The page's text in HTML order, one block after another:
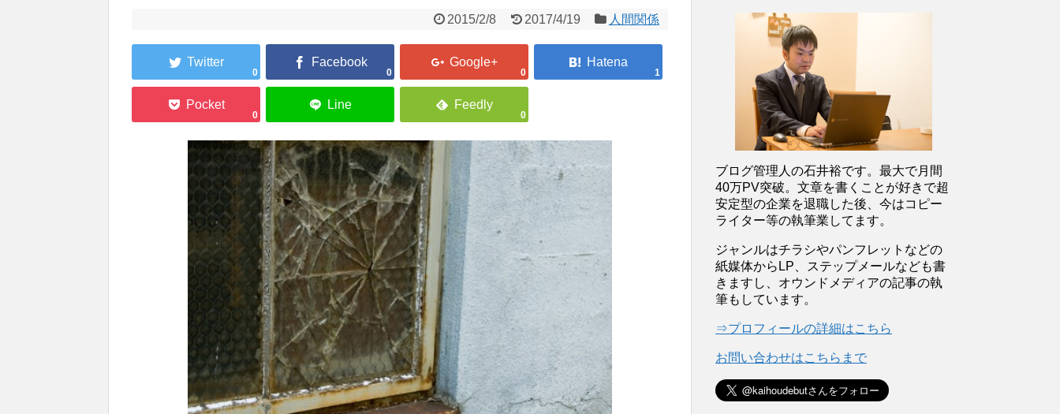
2015/2/8 2017/4/19 人間関係
0 0 0 1
0 0
ブログ管理人の石井裕です。最大で月間
40万PV突破。文章を書くことが好きで超
安定型の企業を退職した後、今はコピー
ライター等の執筆業してます。
ジャンルはチラシやパンフレットなどの
紙媒体からLP、ステップメールなども書
きますし、オウンドメディアの記事の執
筆もしています。
⇒プロフィールの詳細はこちら
お問い合わせはこちらまで